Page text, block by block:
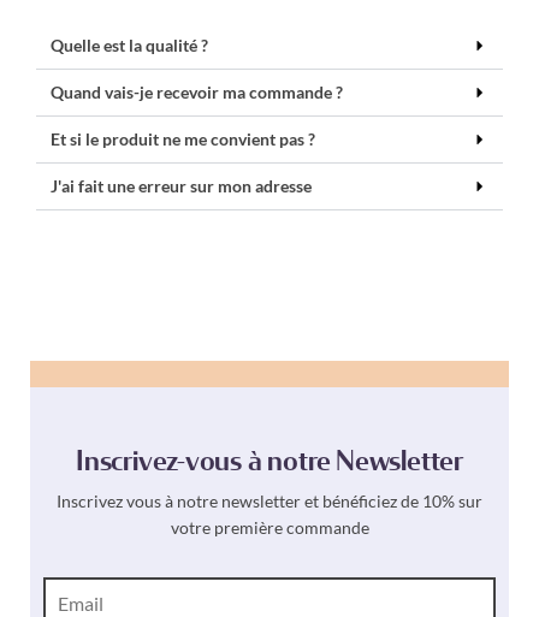
Quelle est la qualité ?
Quand vais-je recevoir ma commande ?
Et si le produit ne me convient pas ?
J'ai fait une erreur sur mon adresse
Inscrivez-vous à notre Newsletter
Inscrivez vous à notre newsletter et bénéficiez de 10% sur
votre première commande
E